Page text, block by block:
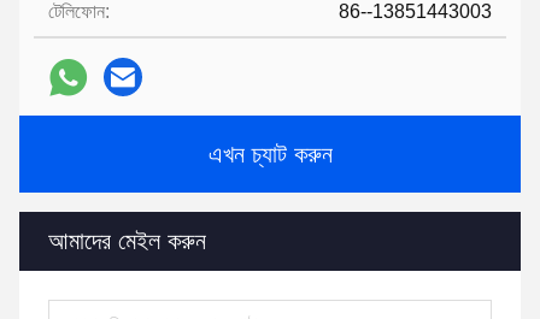
টেলিফোন: 86--13851443003
এখন চ্যাট করুন
আমাদের মেইল করুন